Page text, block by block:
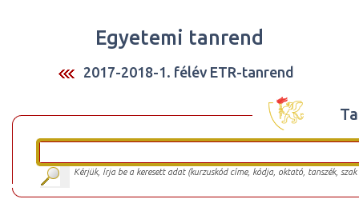
Egyetemi tanrend
2017-2018-1. félév ETR-tanrend
Kérjük, írja be a keresett adat (kurzuskód címe, kódja, oktató, tanszék,